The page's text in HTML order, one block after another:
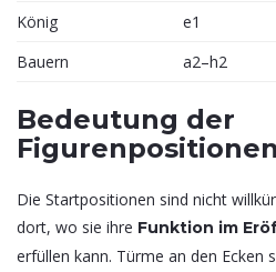
König
e1
Bauern
a2–h2
Bedeutung der
Figurenpositionen
Die Startpositionen sind nicht
dort, wo sie ihre Funktion im
erfüllen kann. Türme an den Ecken